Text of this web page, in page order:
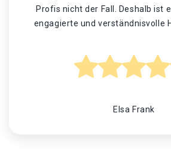
Profis nicht der Fall. Deshalb ist
engagierte und verständnisvolle
Elsa Frank